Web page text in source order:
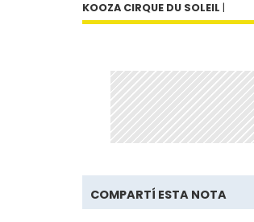
KOOZA CIRQUE DU SOLEIL |
COMPARTÍ ESTA NOTA